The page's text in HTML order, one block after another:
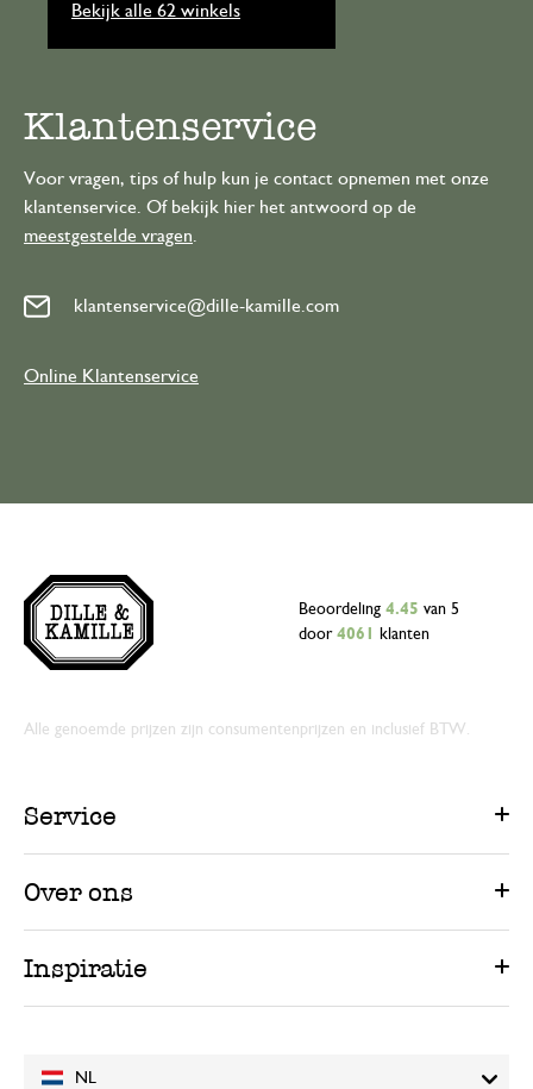
Bekijk alle 62 winkels
Klantenservice
Voor vragen, tips of hulp kun je contact opnemen met onze
klantenservice. Of bekijk hier het antwoord op de
meestgestelde vragen.
klantenservice@dille-kamille.com
Online Klantenservice
NL
Beoordeling 4.45 van 5
door 4061 klanten
Alle genoemde prijzen zijn consumentenprijzen en inclusief BTW.
Service
Over ons
Inspiratie